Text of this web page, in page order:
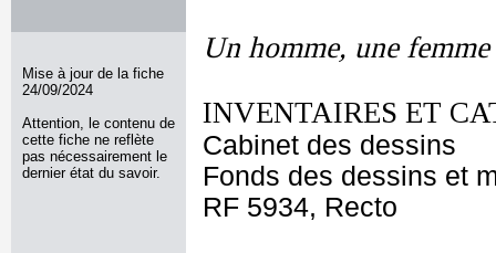
Mise à jour de la fiche
24/09/2024
Attention, le contenu de
cette fiche ne reflète
pas nécessairement le
dernier état du savoir.
Un homme, une
INVENTAIRES ET
Cabinet des dessins
Fonds des dessins et
RF 5934, Recto